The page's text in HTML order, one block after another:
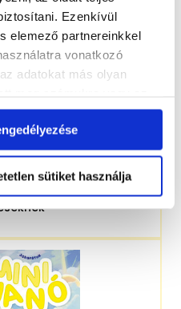
Ezenkívül
elemező partnereinkkel
vonatkozó
adatokat más olyan
gyűjtöttek.
sütiket használja